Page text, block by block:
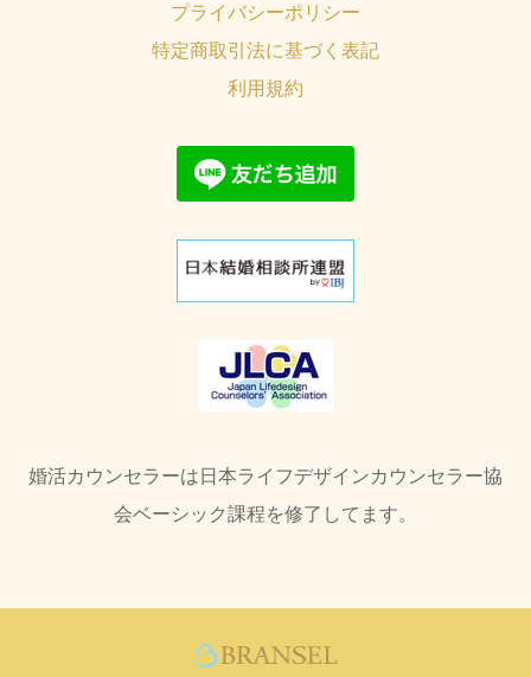
プライバシーポリシー
特定商取引法に基づく表記
利用規約
婚活カウンセラーは日本ライフデザインカウンセラー協
会ベーシック課程を修了してます。